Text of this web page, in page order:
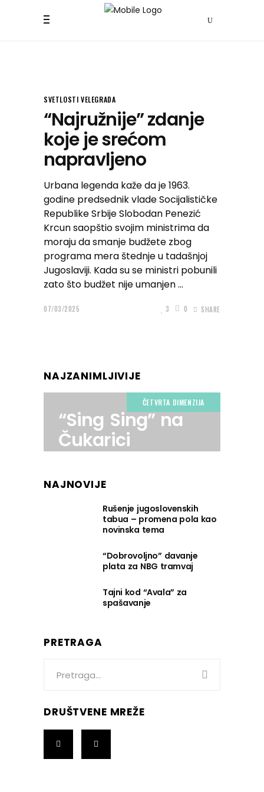
SVETLOSTI VELEGRADA
“Najružnije” zdanje
koje je srećom
napravljeno
Urbana legenda kaže da je 1963.
godine predsednik vlade Socijalističke
Republike Srbije Slobodan Penezić
Krcun saopštio svojim ministrima da
moraju da smanje budžete zbog
programa mera štednje u tadašnjoj
Jugoslaviji. Kada su se ministri pobunili
zato što budžet nije umanjen
07/03/2025 3 0 SHARE
NAJZANIMLJIVIJE
ČETVRTA DIMENZIJA
“Sing Sing” na
Čukarici
NAJNOVIJE
Rušenje jugoslovenskih
tabua – promena pola kao
novinska tema
“Dobrovoljno” davanje
plata za NBG tramvaj
Tajni kod “Avala” za
spašavanje
PRETRAGA
DRUŠTVENE MREŽE